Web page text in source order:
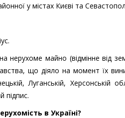
у містах Києві та
нерухоме майно (відмінне від
що діяло на момент їх
Луганській, Херсонській
підпис.
в Україні?